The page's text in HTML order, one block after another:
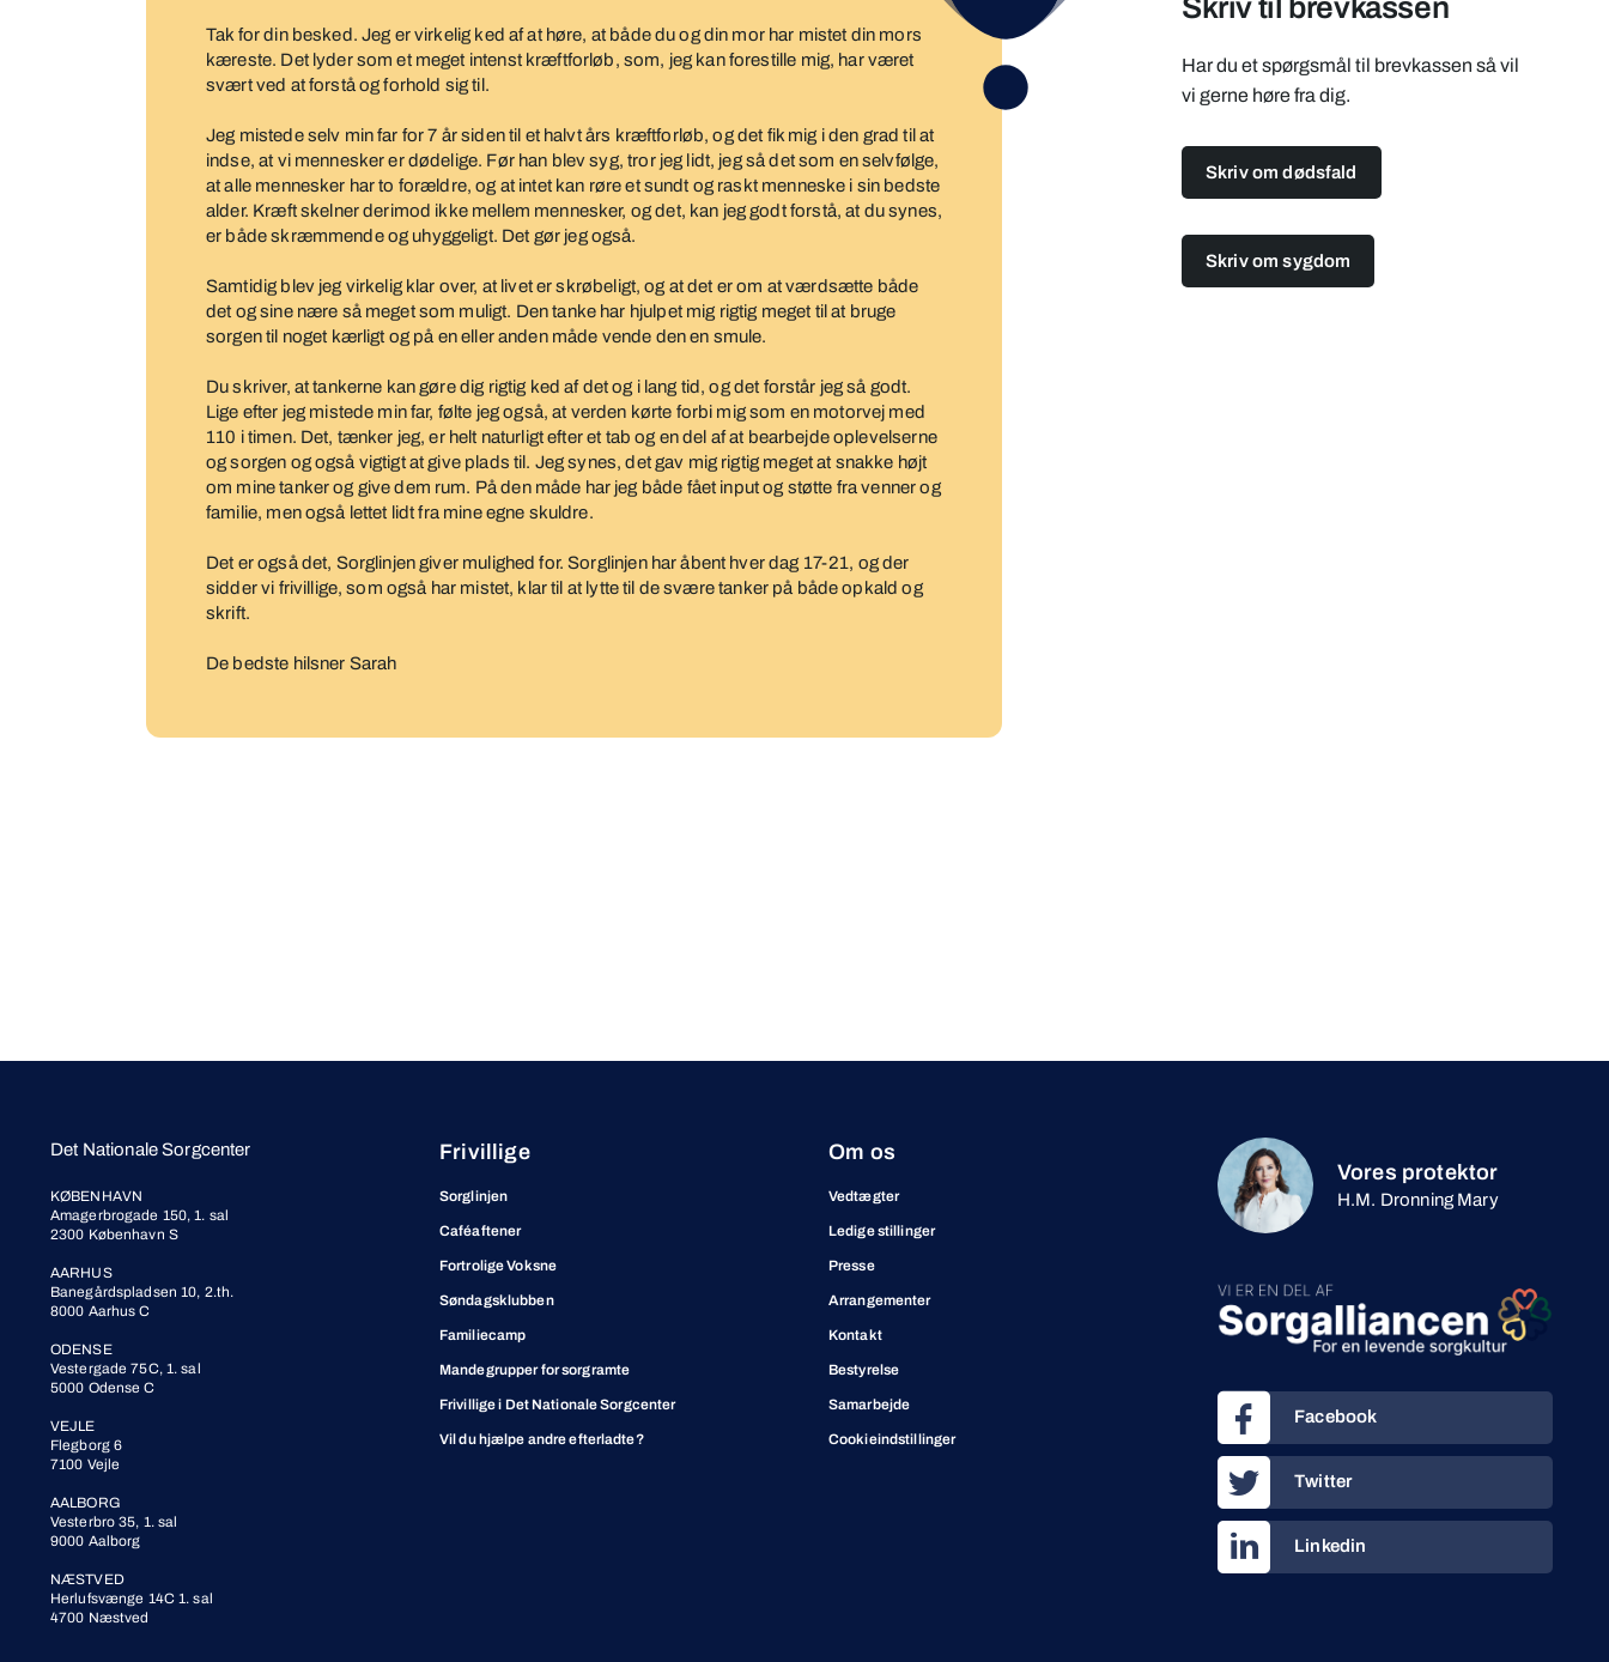
Tak for din besked. Jeg er virkelig ked af at høre, at både du og din mor har mistet din mors
kæreste. Det lyder som et meget intenst kræftforløb, som, jeg kan forestille mig, har været
svært ved at forstå og forhold sig til.
Jeg mistede selv min far for 7 år siden til et halvt års kræftforløb, og det fik mig i den grad til at
indse, at vi mennesker er dødelige. Før han blev syg, tror jeg lidt, jeg så det som en selvfølge,
at alle mennesker har to forældre, og at intet kan røre et sundt og raskt menneske i sin bedste
alder. Kræft skelner derimod ikke mellem mennesker, og det, kan jeg godt forstå, at du synes,
er både skræmmende og uhyggeligt. Det gør jeg også.
Samtidig blev jeg virkelig klar over, at livet er skrøbeligt, og at det er om at værdsætte både
det og sine nære så meget som muligt. Den tanke har hjulpet mig rigtig meget til at bruge
sorgen til noget kærligt og på en eller anden måde vende den en smule.
Du skriver, at tankerne kan gøre dig rigtig ked af det og i lang tid, og det forstår jeg så godt.
Lige efter jeg mistede min far, følte jeg også, at verden kørte forbi mig som en motorvej med
110 i timen. Det, tænker jeg, er helt naturligt efter et tab og en del af at bearbejde oplevelserne
og sorgen og også vigtigt at give plads til. Jeg synes, det gav mig rigtig meget at snakke højt
om mine tanker og give dem rum. På den måde har jeg både fået input og støtte fra venner og
familie, men også lettet lidt fra mine egne skuldre.
Det er også det, Sorglinjen giver mulighed for. Sorglinjen har åbent hver dag 17-21, og der
sidder vi frivillige, som også har mistet, klar til at lytte til de svære tanker på både opkald og
skrift.
De bedste hilsner Sarah
Skriv til brevkassen
Har du et spørgsmål til brevkassen så vil
vi gerne høre fra dig.
Skriv om dødsfald
Skriv om sygdom
Det Nationale Sorgcenter
KØBENHAVN
Amagerbrogade 150, 1. sal
2300 København S
AARHUS
Banegårdspladsen 10, 2.th.
8000 Aarhus C
ODENSE
Vestergade 75C, 1. sal
5000 Odense C
VEJLE
Flegborg 6
7100 Vejle
AALBORG
Vesterbro 35, 1. sal
9000 Aalborg
NÆSTVED
Herlufsvænge 14C 1. sal
4700 Næstved
Frivillige
Sorglinjen
Caféaftener
Fortrolige Voksne
Søndagsklubben
Familiecamp
Mandegrupper for sorgramte
Frivillige i Det Nationale Sorgcenter
Vil du hjælpe andre efterladte?
Om os
Vedtægter
Ledige stillinger
Presse
Arrangementer
Kontakt
Bestyrelse
Samarbejde
Cookieindstillinger
Vores protektor
H.M. Dronning Mary
Facebook
Twitter
Linkedin